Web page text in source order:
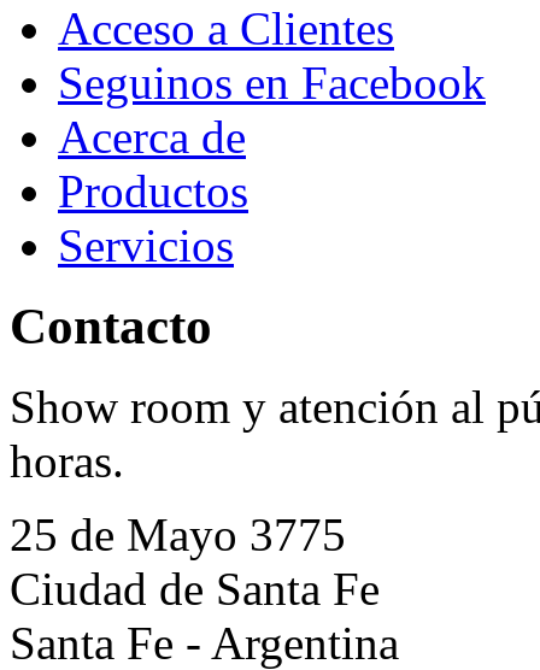
Acceso a Clientes
Seguinos en Facebook
Acerca de
Productos
Servicios
Contacto
Show room y atención al
horas.
25 de Mayo 3775
Ciudad de Santa Fe
Santa Fe - Argentina